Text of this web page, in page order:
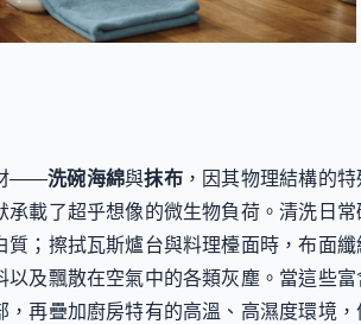
材——洗碗海綿與抹布，因其物理結構的特
載了超乎想像的微生物負荷。清洗日常
；擦拭瓦斯爐台與料理檯面時，布面纖
及飄散在空氣中的各類灰塵。當這些富
再疊加廚房特有的高溫、高濕度環境，